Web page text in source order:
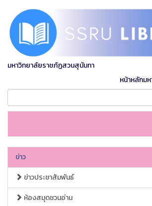
มหาวิทยาลัยราชภัฏสวนสุนันทา
หน้าหลักม
ข่าว
ข่าวประชาสัมพันธ์
ห้องสมุดชวนอ่าน